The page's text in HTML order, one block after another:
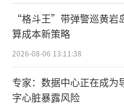
“格斗王”带弹警巡黄岩
算成本新策略
2026-08-06 13:11:38
专家：数据中心正在成为
字心脏暴露风险